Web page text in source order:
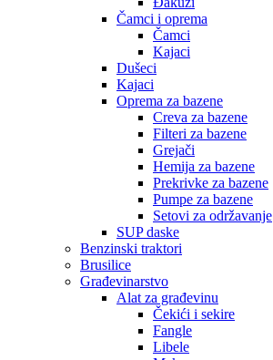
Čamci i oprema
Čamci
Kajaci
Dušeci
Kajaci
Oprema za bazene
Creva za bazene
Filteri za bazene
Grejači
Hemija za bazene
Prekrivke za bazene
Pumpe za bazene
Setovi za održavanje
SUP daske
Benzinski traktori
Brusilice
Građevinarstvo
Alat za građevinu
Čekići i sekire
Fangle
Libele